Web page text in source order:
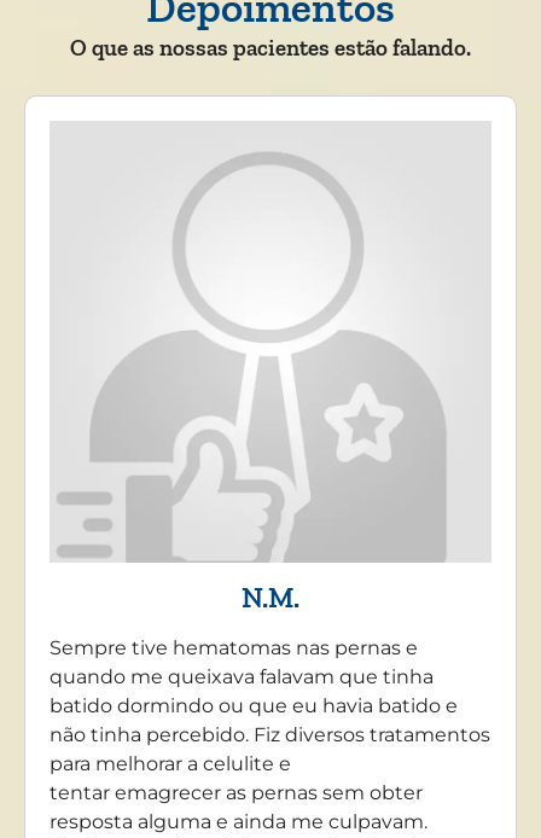
O que as nossas pacientes estão falando.
N.M.
Sempre tive hematomas nas pernas e
quando me queixava falavam que tinha
batido dormindo ou que eu havia batido e
não tinha percebido. Fiz diversos tratamentos
para melhorar a celulite e
tentar emagrecer as pernas sem obter
resposta alguma e ainda me culpavam.